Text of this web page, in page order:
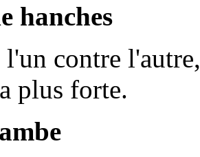
hanches
contre
plus forte.